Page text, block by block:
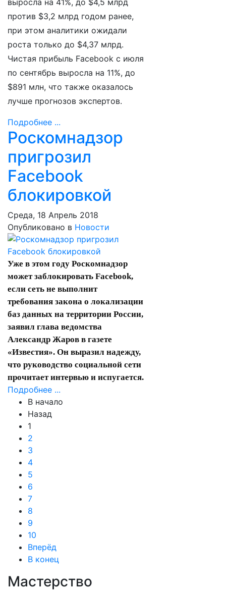
выросла на 41%, до $4,5 млрд
против $3,2 млрд годом ранее,
при этом аналитики ожидали
роста только до $4,37 млрд.
Чистая прибыль Facebook с июля
по сентябрь выросла на 11%, до
$891 млн, что также оказалось
лучше прогнозов экспертов.
Подробнее ...
Роскомнадзор
пригрозил
Facebook
блокировкой
Среда, 18 Апрель 2018
Опубликовано в Новости
Уже в этом году Роскомнадзор
может заблокировать Facebook,
если сеть не выполнит
требования закона о локализации
баз данных на территории России,
заявил глава ведомства
Александр Жаров в газете
«Известия». Он выразил надежду,
что руководство социальной сети
прочитает интервью и испугается.
Подробнее ...
В начало
Назад
1
2
3
4
5
6
7
8
9
10
Вперёд
В конец
Мастерство